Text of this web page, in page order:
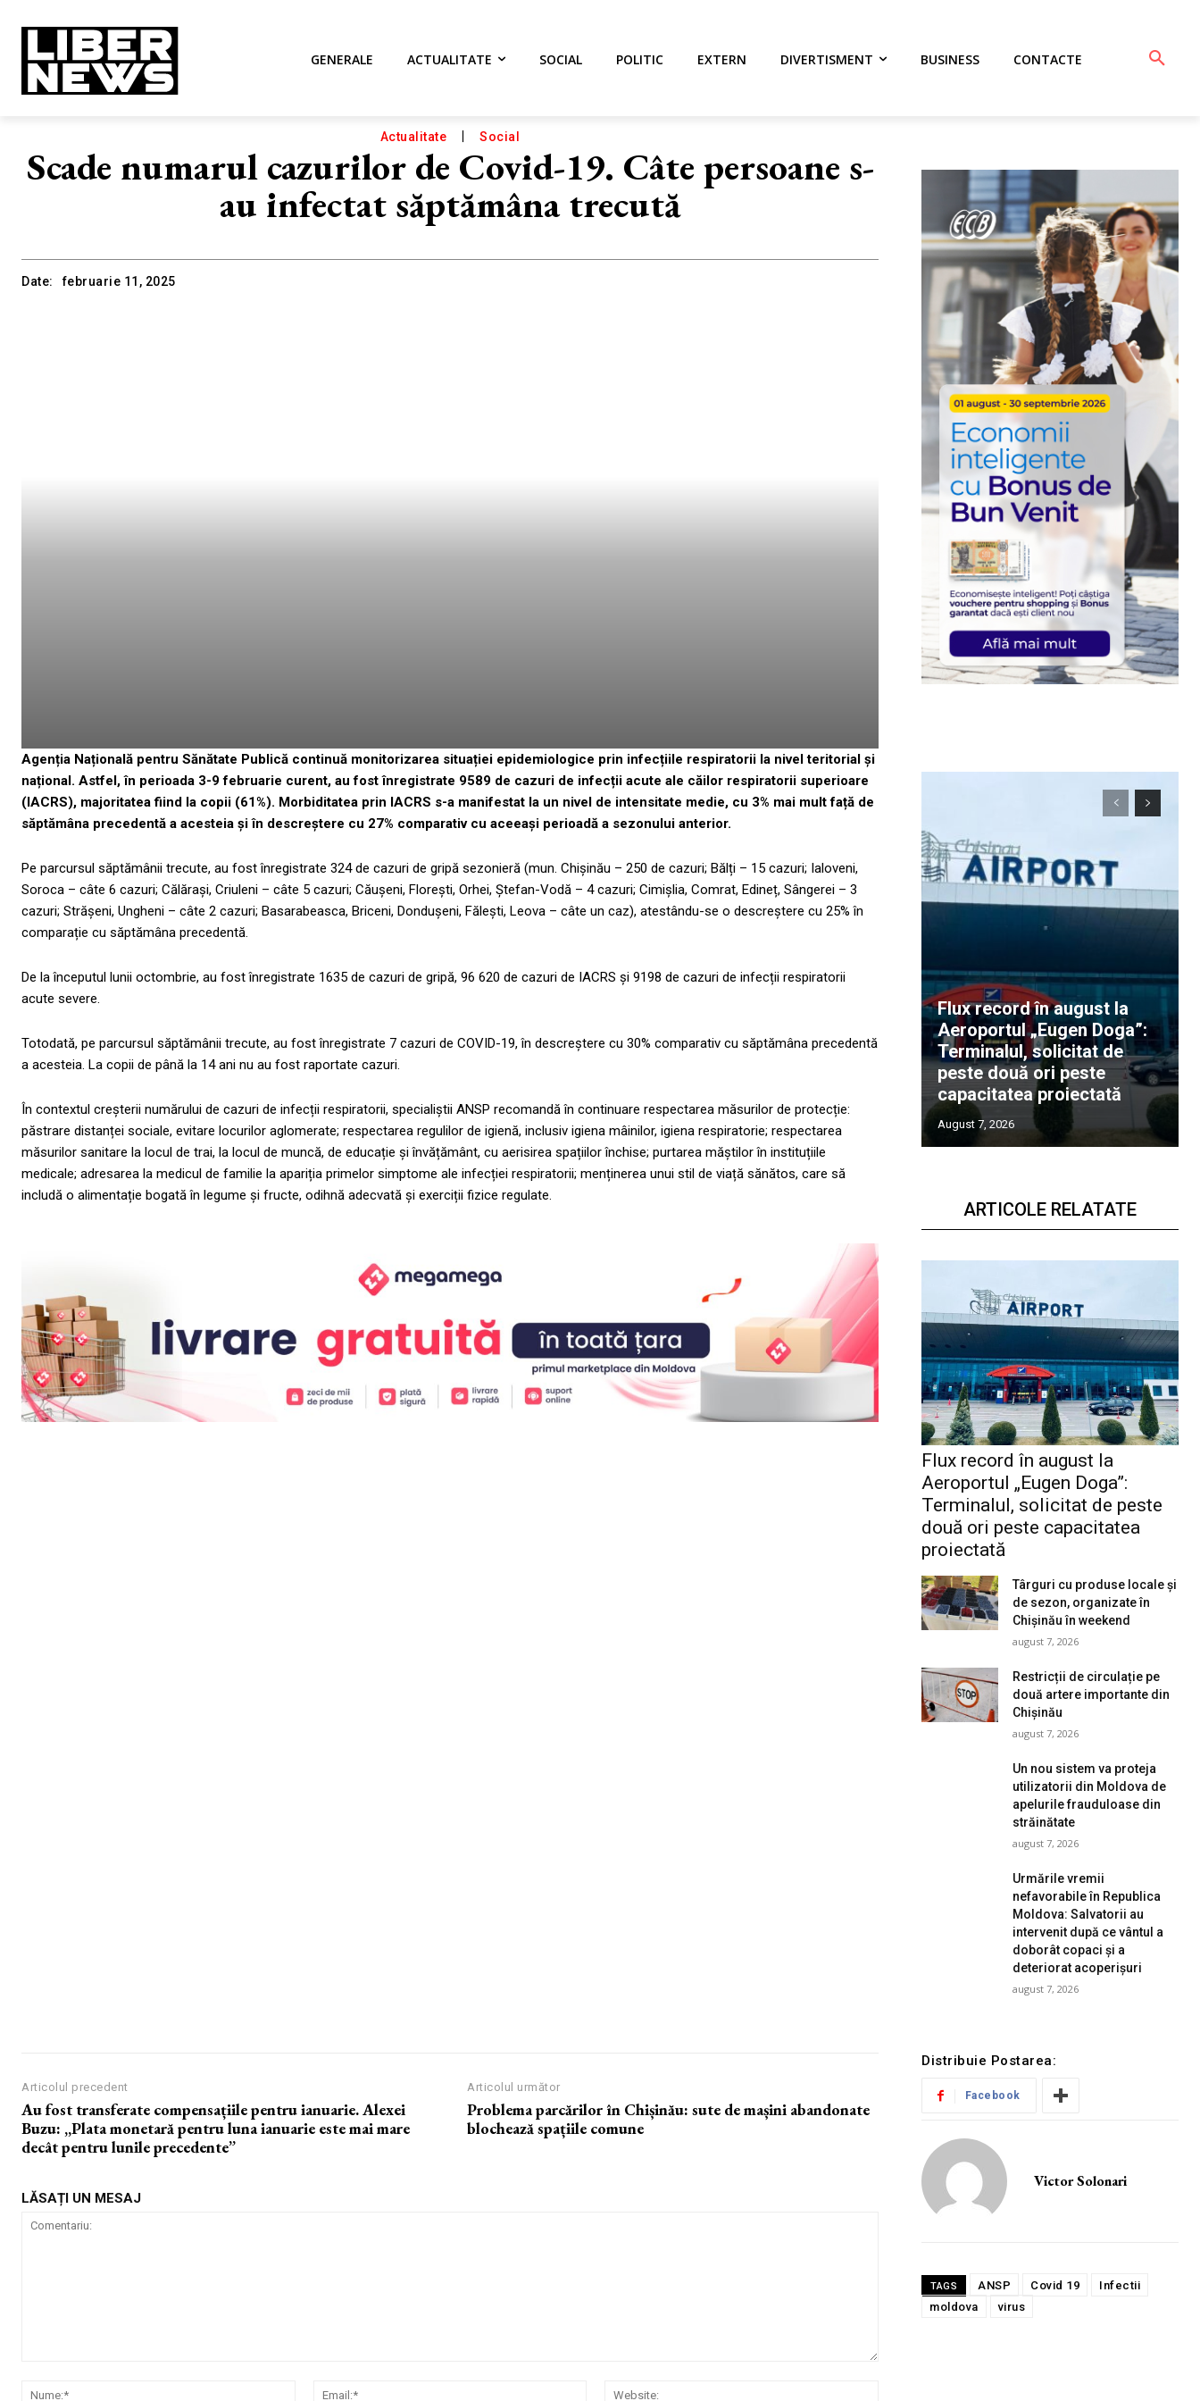
GENERALE ACTUALITATE SOCIAL POLITIC EXTERN DIVERTISMENT BUSINESS CONTACTE
Actualitate Social
Scade numarul cazurilor de Covid-19. Câte persoane s-
au infectat săptămâna trecută
Date: februarie 11, 2025
Agenția Națională pentru Sănătate Publică continuă monitorizarea situației epidemiologice prin infecțiile respiratorii la nivel teritorial și
național. Astfel, în perioada 3-9 februarie curent, au fost înregistrate 9589 de cazuri de infecții acute ale căilor respiratorii superioare
(IACRS), majoritatea fiind la copii (61%). Morbiditatea prin IACRS s-a manifestat la un nivel de intensitate medie, cu 3% mai mult față de
săptămâna precedentă a acesteia și în descreștere cu 27% comparativ cu aceeași perioadă a sezonului anterior.
Pe parcursul săptămânii trecute, au fost înregistrate 324 de cazuri de gripă sezonieră (mun. Chișinău – 250 de cazuri; Bălți – 15 cazuri; Ialoveni,
Soroca – câte 6 cazuri; Călărași, Criuleni – câte 5 cazuri; Căușeni, Florești, Orhei, Ștefan-Vodă – 4 cazuri; Cimișlia, Comrat, Edineț, Sângerei – 3
cazuri; Strășeni, Ungheni – câte 2 cazuri; Basarabeasca, Briceni, Dondușeni, Fălești, Leova – câte un caz), atestându-se o descreștere cu 25% în
comparație cu săptămâna precedentă.
De la începutul lunii octombrie, au fost înregistrate 1635 de cazuri de gripă, 96 620 de cazuri de IACRS și 9198 de cazuri de infecții respiratorii
acute severe.
Totodată, pe parcursul săptămânii trecute, au fost înregistrate 7 cazuri de COVID-19, în descreștere cu 30% comparativ cu săptămâna precedentă
a acesteia. La copii de până la 14 ani nu au fost raportate cazuri.
În contextul creșterii numărului de cazuri de infecții respiratorii, specialiștii ANSP recomandă în continuare respectarea măsurilor de protecție:
păstrare distanței sociale, evitare locurilor aglomerate; respectarea regulilor de igienă, inclusiv igiena mâinilor, igiena respiratorie; respectarea
măsurilor sanitare la locul de trai, la locul de muncă, de educație și învățământ, cu aerisirea spațiilor închise; purtarea măștilor în instituțiile
medicale; adresarea la medicul de familie la apariția primelor simptome ale infecției respiratorii; menținerea unui stil de viață sănătos, care să
includă o alimentație bogată în legume și fructe, odihnă adecvată și exerciții fizice regulate.
Flux record în august la
Aeroportul „Eugen Doga”:
Terminalul, solicitat de
peste două ori peste
capacitatea proiectată
August 7, 2026
ARTICOLE RELATATE
Flux record în august la
Aeroportul „Eugen Doga”:
Terminalul, solicitat de peste
două ori peste capacitatea
proiectată
Târguri cu produse locale și
de sezon, organizate în
Chișinău în weekend
august 7, 2026
Restricții de circulație pe
două artere importante din
Chișinău
august 7, 2026
Un nou sistem va proteja
utilizatorii din Moldova de
apelurile frauduloase din
străinătate
august 7, 2026
Urmările vremii
nefavorabile în Republica
Moldova: Salvatorii au
intervenit după ce vântul a
doborât copaci și a
deteriorat acoperișuri
august 7, 2026
Articolul precedent
Au fost transferate compensațiile pentru ianuarie. Alexei
Buzu: ,,Plata monetară pentru luna ianuarie este mai mare
decât pentru lunile precedente”
Articolul următor
Problema parcărilor în Chișinău: sute de mașini abandonate
blochează spațiile comune
LĂSAȚI UN MESAJ
Nume:*
Email:*
Distribuie Postarea:
Facebook
Victor Solonari
TAGS ANSP Covid 19
Infectii
moldova
virus